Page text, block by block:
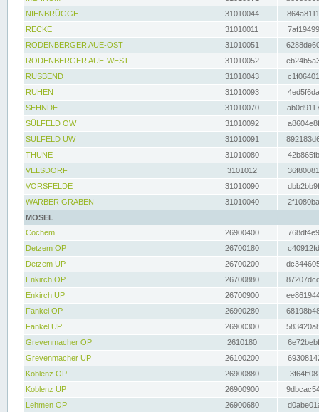
NIENBRÜGGE
31010044
RECKE
31010011
RODENBERGER AUE-OST
31010051
RODENBERGER AUE-WEST
31010052
RUSBEND
31010043
RÜHEN
31010093
SEHNDE
31010070
SÜLFELD OW
31010092
SÜLFELD UW
31010091
THUNE
31010080
VELSDORF
3101012
VORSFELDE
31010090
WARBER GRABEN
31010040
MOSEL
Cochem
26900400
Detzem OP
26700180
Detzem UP
26700200
Enkirch OP
26700880
Enkirch UP
26700900
Fankel OP
26900280
Fankel UP
26900300
Grevenmacher OP
2610180
Grevenmacher UP
26100200
Koblenz OP
26900880
Koblenz UP
26900900
Lehmen OP
26900680